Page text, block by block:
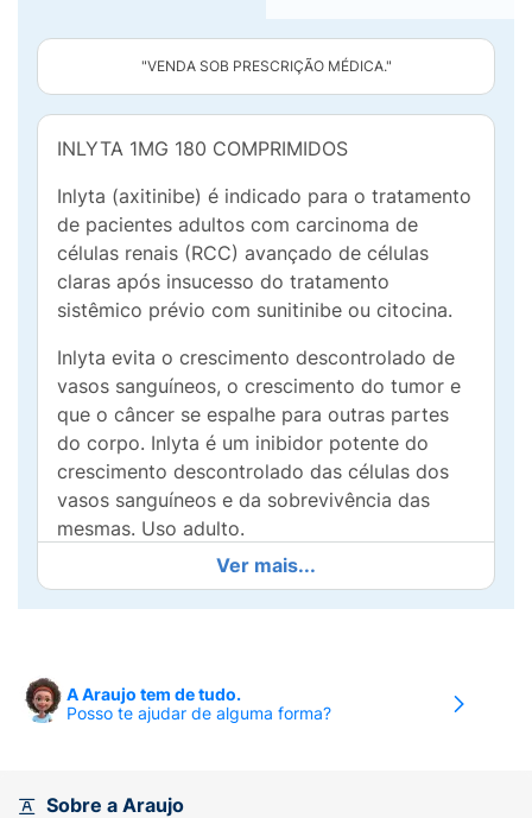
"VENDA SOB PRESCRIÇÃO MÉDICA."
INLYTA 1MG 180 COMPRIMIDOS
Inlyta (axitinibe) é indicado para o tratamento
de pacientes adultos com carcinoma de
células renais (RCC) avançado de células
claras após insucesso do tratamento
sistêmico prévio com sunitinibe ou citocina.
Inlyta evita o crescimento descontrolado de
vasos sanguíneos, o crescimento do tumor e
que o câncer se espalhe para outras partes
do corpo. Inlyta é um inibidor potente do
crescimento descontrolado das células dos
vasos sanguíneos e da sobrevivência das
mesmas. Uso adulto.
Ver mais...
A Araujo tem de tudo.
Posso te ajudar de alguma forma?
Sobre a Araujo